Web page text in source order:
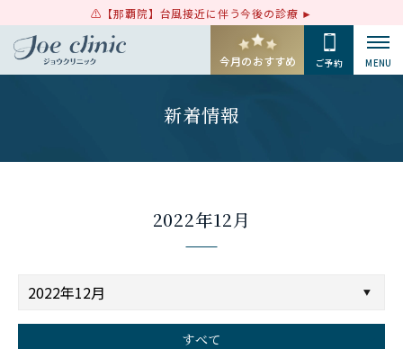
【那覇院】台風接近に伴う今後の診療
今月のおすすめ ご予約 MENU
新着情報
2022年12月
すべて